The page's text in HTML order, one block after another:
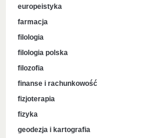
europeistyka
farmacja
filologia
filologia polska
filozofia
finanse i rachunkowość
fizjoterapia
fizyka
geodezja i kartografia